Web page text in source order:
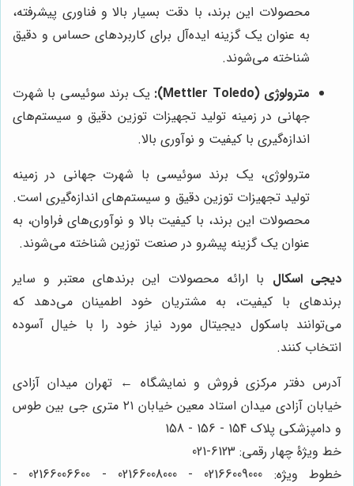
محصولات این برند، با دقت بسیار بالا و فناوری پیشرفته،
به عنوان یک گزینه ایده‌آل برای کاربردهای حساس و دقیق
شناخته می‌شوند.
مترولوژی (Mettler Toledo):
یک برند سوئیسی با شهرت
جهانی در زمینه تولید تجهیزات توزین دقیق و سیستم‌های
اندازه‌گیری با کیفیت و نوآوری بالا.
مترولوژی، یک برند سوئیسی با شهرت جهانی در زمینه
تولید تجهیزات توزین دقیق و سیستم‌های اندازه‌گیری است.
محصولات این برند، با کیفیت بالا و نوآوری‌های فراوان، به
عنوان یک گزینه پیشرو در صنعت توزین شناخته می‌شوند.
دیجی اسکال با ارائه محصولات این برندهای معتبر و سایر
برندهای با کیفیت، به مشتریان خود اطمینان می‌دهد که
می‌توانند باسکول دیجیتال مورد نیاز خود را با خیال آسوده
انتخاب کنند.
آدرس دفتر مرکزی فروش و نمایشگاه ← تهران میدان آزادی
خیابان آزادی میدان استاد معین خیابان ۲۱ متری جی بین طوس
و دامپزشکی پلاک 154 - 156 - 158
خط ویژۀ چهار رقمی: 6123-021
خطوط ویژه: 02166009000 - 02166008000 - 02166006600 -